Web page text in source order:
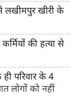
लखीमपुर खीरी के
की हत्या से
परिवार के 4
लोगों को नहीं